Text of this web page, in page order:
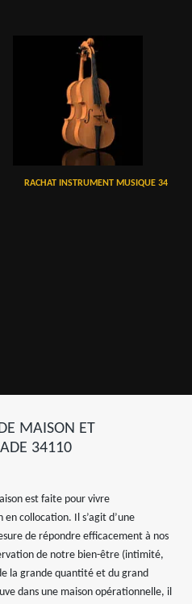
RACHAT INSTRUMENT MUSIQUE 34
MAISON ET
34110
est faite pour vivre
collocation. Il s’agit d’une
de répondre efficacement à nos
de notre bien-être (intimité,
la grande quantité et du grand
dans une maison opérationnelle, il